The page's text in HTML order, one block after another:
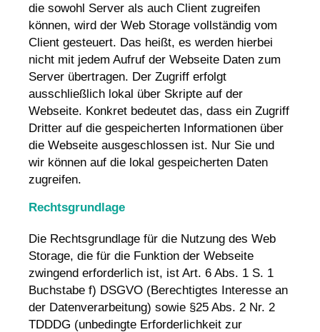
die sowohl Server als auch Client zugreifen
können, wird der Web Storage vollständig vom
Client gesteuert. Das heißt, es werden hierbei
nicht mit jedem Aufruf der Webseite Daten zum
Server übertragen. Der Zugriff erfolgt
ausschließlich lokal über Skripte auf der
Webseite. Konkret bedeutet das, dass ein Zugriff
Dritter auf die gespeicherten Informationen über
die Webseite ausgeschlossen ist. Nur Sie und
wir können auf die lokal gespeicherten Daten
zugreifen.
Rechtsgrundlage
Die Rechtsgrundlage für die Nutzung des Web
Storage, die für die Funktion der Webseite
zwingend erforderlich ist, ist Art. 6 Abs. 1 S. 1
Buchstabe f) DSGVO (Berechtigtes Interesse an
der Datenverarbeitung) sowie §25 Abs. 2 Nr. 2
TDDDG (unbedingte Erforderlichkeit zur